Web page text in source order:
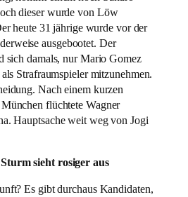
dieser wurde von Löw
heute 31 jährige wurde vor der
ausgebootet. Der
sich damals, nur Mario Gomez
Strafraumspieler mitzunehmen.
Nach einem kurzen
flüchtete Wagner
Hauptsache weit weg von Jogi
sieht rosiger aus
Es gibt durchaus Kandidaten,